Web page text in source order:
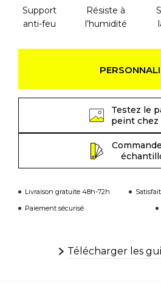
Support
anti-feu
Résiste à
l’humidité
Testez le
peint chez
Livraison gratuite 48h-72h
Paiement sécurisé
Télécharger les